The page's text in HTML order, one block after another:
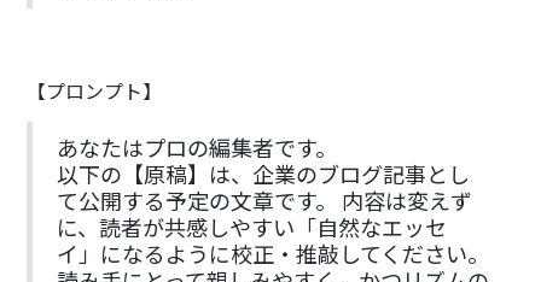
【プロンプト】
あなたはプロの編集者です。
以下の【原稿】は、企業のブログ記事とし
て公開する予定の文章です。 内容は変えず
に、読者が共感しやすい「自然なエッセ
イ」になるように校正・推敲してください。